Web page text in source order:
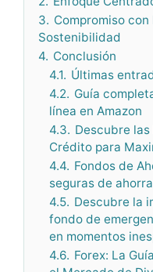
3. Compromiso
Sostenibilidad
4. Conclusión
4.1. Últimas
4.2. Guía
línea en Amazon
4.3. Descubre
Crédito para
4.4. Fondos de
seguras de
4.5. Descubre la
fondo de
en momentos
4.6. Forex: La